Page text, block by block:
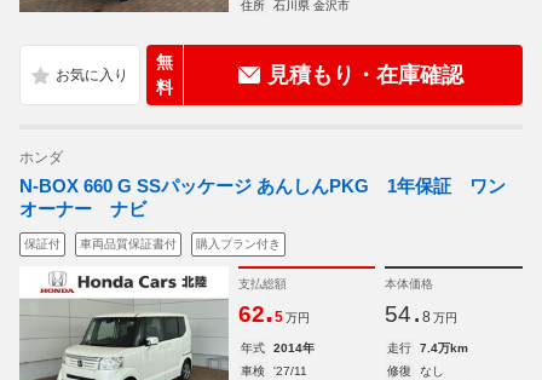
住所
石川県 金沢市
無
料
見積もり・在庫確認
ホンダ
N-BOX 660 G SSパッケージ あんしんPKG 1年保証 ワン
オーナー ナビ
保証付 車両品質保証書付 購入プラン付き
支払総額
62.5 万円
本体価格
54. 8 万円
年式 2014年 走行
7.4万km
車検
'27/11 修復
なし